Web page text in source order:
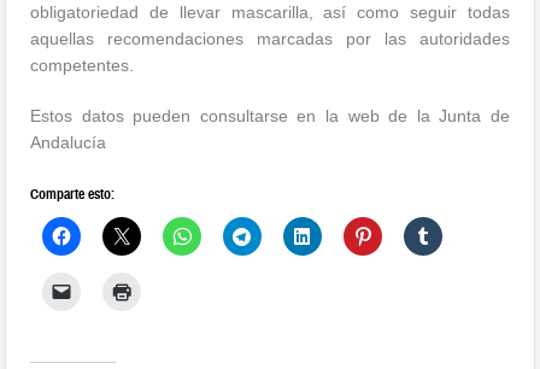
obligatoriedad de llevar mascarilla, así como seguir todas
aquellas recomendaciones marcadas por las autoridades
competentes.
Estos datos pueden consultarse en la web de la Junta de
Andalucía
Comparte esto: